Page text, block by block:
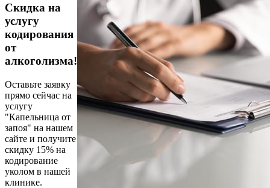
Скидка на
услугу
кодирования
от
алкоголизма!
Оставьте заявку
прямо сейчас на
услугу
"Капельница от
запоя" на нашем
сайте и получите
скидку 15% на
кодирование
уколом в нашей
клинике.